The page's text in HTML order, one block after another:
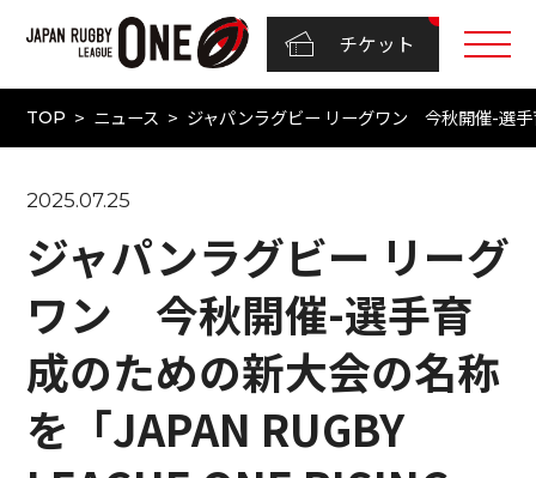
チケット
TOP ニュース ジャパンラグビー リーグワン 今秋開催-選手
2025.07.25
ジャパンラグビー リーグ
ワン 今秋開催-選手育
成のための新大会の名称
を「JAPAN RUGBY